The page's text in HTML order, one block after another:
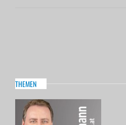
THEMEN